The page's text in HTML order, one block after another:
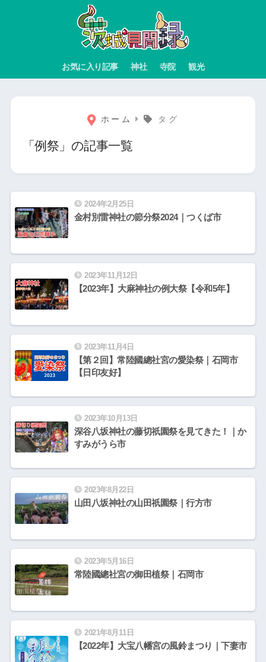
お気に入り記事 神社 寺院 観光
ホーム タグ
「例祭」の記事一覧
2024年2月25日
金村別雷神社の節分祭2024｜つくば市
2023年11月12日
【2023年】大麻神社の例大祭【令和5年】
2023年11月4日
【第２回】常陸國總社宮の愛染祭｜石岡市
【日印友好】
2023年10月13日
深谷八坂神社の藤切祇園祭を見てきた！｜か
すみがうら市
2023年8月22日
山田八坂神社の山田祇園祭｜行方市
2023年5月16日
常陸國總社宮の御田植祭｜石岡市
2021年8月11日
【2022年】大宝八幡宮の風鈴まつり｜下妻市